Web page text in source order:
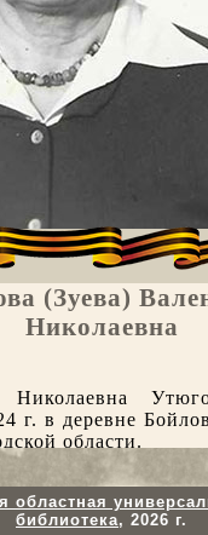
(Зуева)
Николаевна
Николаевна
г. в деревне
области.
1942 г.
в звании ефрейтора
пересыльный
областная
библиотека, 2026 г.